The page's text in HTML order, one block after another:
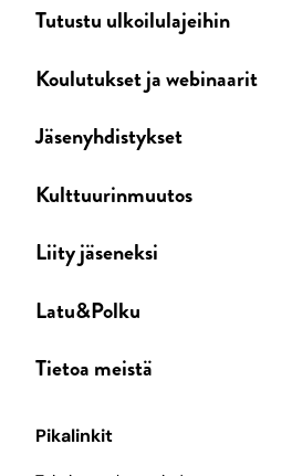
Tutustu ulkoilulajeihin
Koulutukset ja webinaarit
Jäsenyhdistykset
Kulttuurinmuutos
Liity jäseneksi
Latu&Polku
Tietoa meistä
Pikalinkit